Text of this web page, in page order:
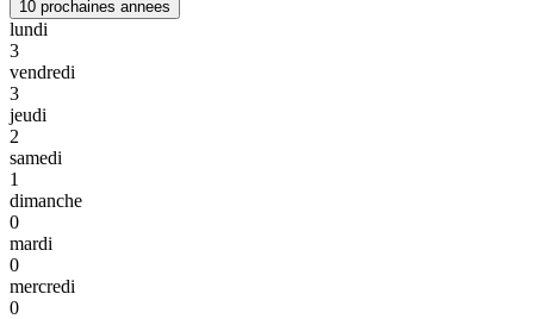
10 prochaines annees
lundi
3
vendredi
3
jeudi
2
samedi
1
dimanche
0
mardi
0
mercredi
0